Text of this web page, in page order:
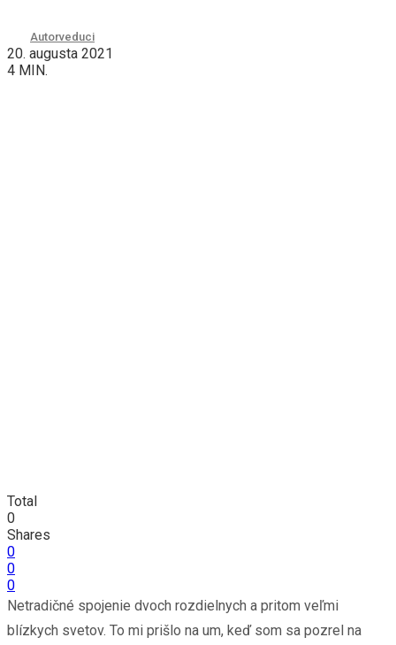
Autorveduci
20. augusta 2021
4 MIN.
Total
0
Shares
0
0
0
Netradičné spojenie dvoch rozdielnych a pritom veľmi
blízkych svetov. To mi prišlo na um, keď som sa pozrel na